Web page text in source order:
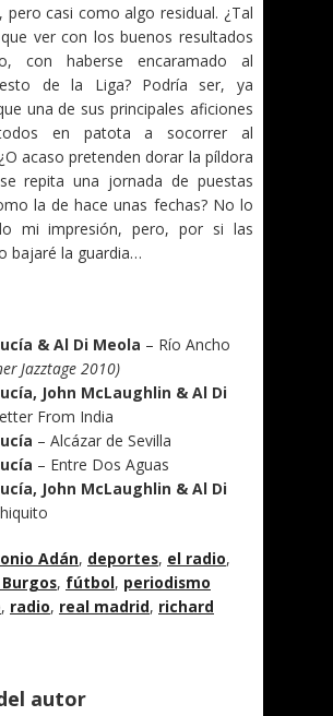
pero casi como algo residual. ¿Tal
ver con los buenos resultados
con haberse encaramado al
de la Liga? Podría ser, ya
una de sus principales aficiones
en patota a socorrer al
acaso pretenden dorar la píldora
repita una jornada de puestas
la de hace unas fechas? No lo
mi impresión, pero, por si las
bajaré la guardia…
& Al Di Meola – Río Ancho
Jazztage 2010)
John McLaughlin & Al Di
From India
– Alcázar de Sevilla
– Entre Dos Aguas
John McLaughlin & Al Di
Adán, deportes, el radio,
, fútbol, periodismo
, radio, real madrid, richard
autor